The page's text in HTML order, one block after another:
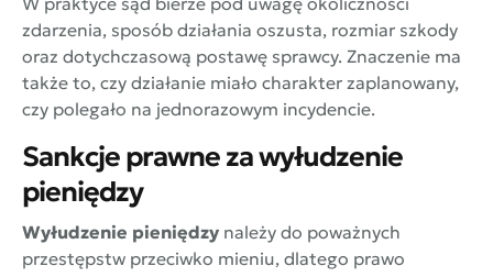
zdarzenia, sposób działania oszusta, rozmiar szkody
oraz dotychczasową postawę sprawcy. Znaczenie ma
także to, czy działanie miało charakter zaplanowany,
czy polegało na jednorazowym incydencie.
Sankcje prawne za wyłudzenie
pieniędzy
Wyłudzenie pieniędzy należy do poważnych
przestępstw przeciwko mieniu, dlatego prawo